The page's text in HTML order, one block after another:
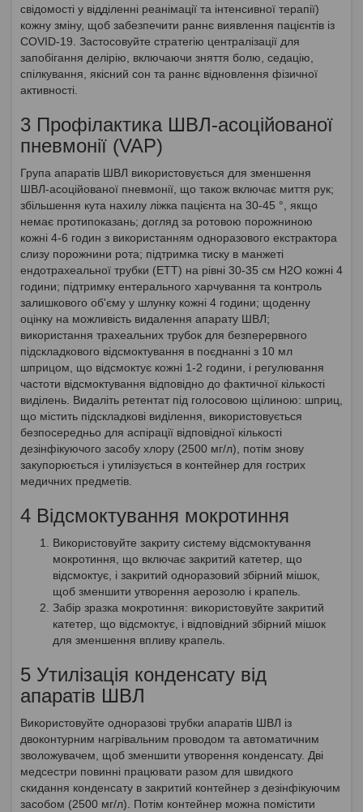
свідомості у відділенні реанімації та інтенсивної терапії)
кожну зміну, щоб забезпечити раннє виявлення пацієнтів із
COVID-19. Застосовуйте стратегію централізації для
запобігання делірію, включаючи зняття болю, седацію,
спілкування, якісний сон та раннє відновлення фізичної
активності.
3 Профілактика ШВЛ-асоційованої
пневмонії (VAP)
Група апаратів ШВЛ використовується для зменшення
ШВЛ-асоційованої пневмонії, що також включає миття рук;
збільшення кута нахилу ліжка пацієнта на 30-45 °, якщо
немає протипоказань; догляд за ротовою порожниною
кожні 4-6 годин з використанням одноразового екстрактора
слизу порожнини рота; підтримка тиску в манжеті
ендотрахеальної трубки (ЕТТ) на рівні 30-35 см H2O кожні 4
години; підтримку ентерального харчування та контроль
залишкового об'єму у шлунку кожні 4 години; щоденну
оцінку на можливість видалення апарату ШВЛ;
використання трахеальних трубок для безперервного
підскладкового відсмоктування в поєднанні з 10 мл
шприцом, що відсмоктує кожні 1-2 години, і регулювання
частоти відсмоктування відповідно до фактичної кількості
виділень. Видаліть ретентат під голосовою щілиною: шприц,
що містить підскладкові виділення, використовується
безпосередньо для аспірації відповідної кількості
дезінфікуючого засобу хлору (2500 мг/л), потім знову
закупорюється і утилізується в контейнер для гострих
медичних предметів.
4 Відсмоктування мокротиння
Використовуйте закриту систему відсмоктування
мокротиння, що включає закритий катетер, що
відсмоктує, і закритий одноразовий збірний мішок,
щоб зменшити утворення аерозолю і крапель.
Забір зразка мокротиння: використовуйте закритий
катетер, що відсмоктує, і відповідний збірний мішок
для зменшення впливу крапель.
5 Утилізація конденсату від
апаратів ШВЛ
Використовуйте одноразові трубки апаратів ШВЛ із
двоконтурним нагрівальним проводом та автоматичним
зволожувачем, щоб зменшити утворення конденсату. Дві
медсестри повинні працювати разом для швидкого
скидання конденсату в закритий контейнер з дезінфікуючим
засобом (2500 мг/л). Потім контейнер можна помістити